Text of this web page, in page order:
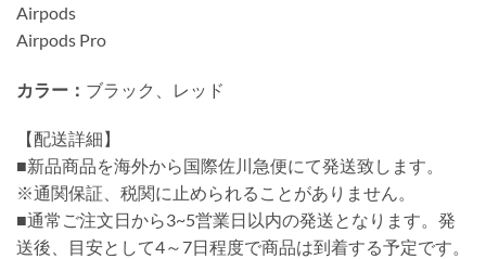
Airpods
Airpods Pro
カラー： ブラック、レッド
【配送詳細】
■新品商品を海外から国際佐川急便にて発送致します。
※通関保証、税関に止められることがありません。
■通常ご注文日から3~5営業日以内の発送となります。発
送後、目安として4～7日程度で商品は到着する予定です。